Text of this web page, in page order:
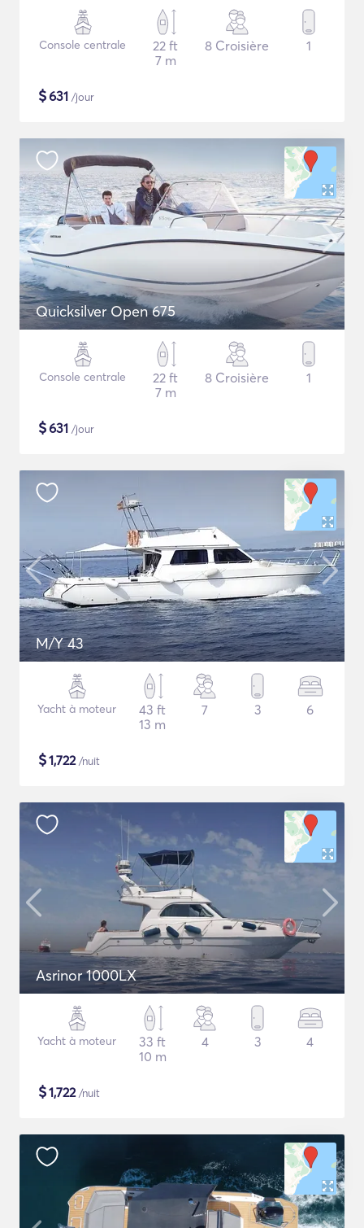
Console centrale
22 ft
7 m
8 Croisière 1
$631 /jour
Quicksilver Open 675
Console centrale
22 ft
7 m
8 Croisière 1
$631 /jour
M/Y 43
Yacht à moteur
43 ft
13 m
7 3 6
$1,722/nuit
Asrinor 1000LX
Yacht à moteur
33 ft
10 m
4 3 4
$1,722/nuit